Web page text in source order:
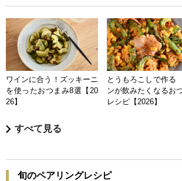
ワインに合う！ズッキーニ
を使ったおつまみ8選【20
26】
とうもろこしで作る
ンが飲みたくなるお
レシピ【2026】
すべて見る
旬のペアリングレシピ